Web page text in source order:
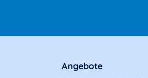
Angebote